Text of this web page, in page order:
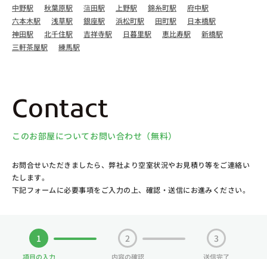
中野駅
秋葉原駅 蒲田駅 上野駅 錦糸町駅
府中駅
六本木駅
浅草駅 銀座駅 浜松町駅 田町駅
日本橋駅
神田駅
北千住駅 吉祥寺駅 日暮里駅 恵比寿駅
新橋駅
三軒茶屋駅
練馬駅
Contact
このお部屋についてお問い合わせ（無料）
お問合せいただきましたら、弊社より空室状況やお見積り等をご連絡い
たします。
下記フォームに必要事項をご入力の上、確認・送信にお進みください。
1
項目の入力
2
内容の確認
3
送信完了